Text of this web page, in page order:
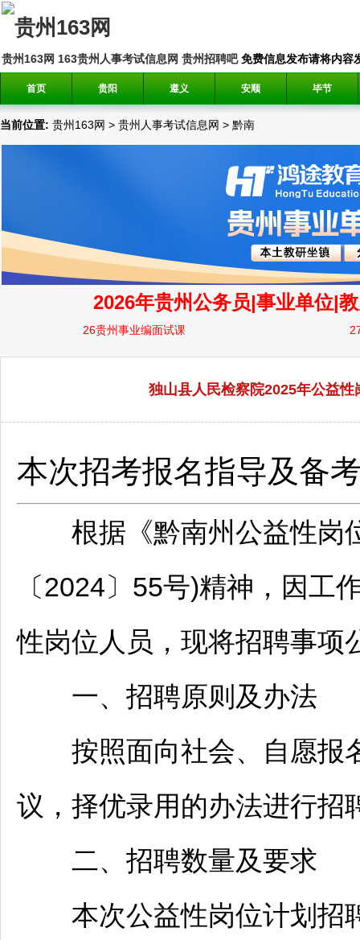
贵州163网 163贵州人事考试信息网 贵州招聘吧免费信息发布请将内容
首页 贵阳 遵义 安顺 毕节
当前位置: 贵州163网 > 贵州人事考试信息网 > 黔南
独山县人民检察院2025年公益
本次招考报名指导及备
根据《黔南州公益性岗
〔2024〕55号)精神，因工
性岗位人员，现将招聘事项
一、 招聘原则及办法
按照面向社会、自愿报
议，择优录用的办法进行招
二、 招聘数量及要求
本次公益性岗位计划 招